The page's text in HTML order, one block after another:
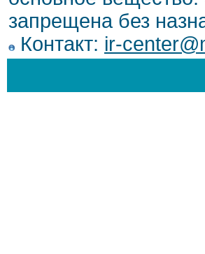
запрещена без
Контакт: ir-